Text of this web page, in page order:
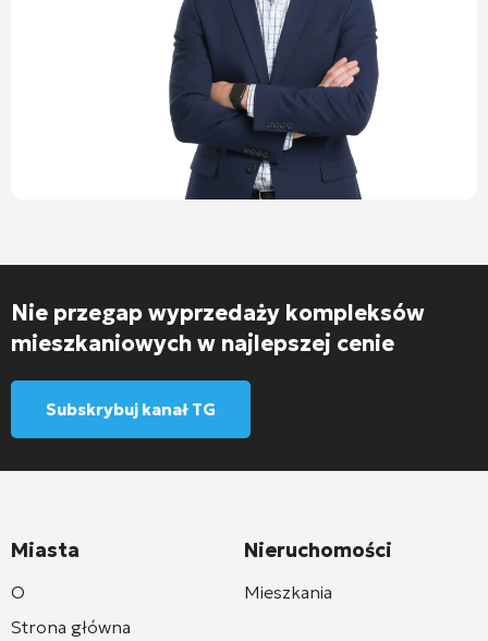
Nie przegap wyprzedaży kompleksów
mieszkaniowych w najlepszej cenie
Subskrybuj kanał TG
Miasta
O
Strona główna
Nieruchomości
Mieszkania